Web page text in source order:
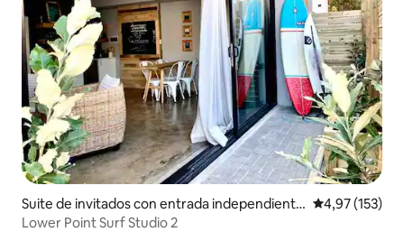
Suite de invitados con entrada independiente
en Bahía de Jeffreys
Calificación
4,97 (153)
Lower Point Surf Studio 2